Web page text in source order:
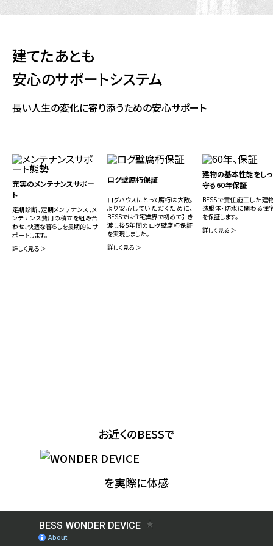
建てたあとも
安心のサポートシステム
長い人生の変化に寄り添うための安心サポート
充実のメンテナンスサポー
ト
定期診断、定期メンテナンス、メ
ンテナンス費用の積立を組み合
わせ、快適な暮らしを長期的にサ
ポートします。
詳しく見る ＞
ログ壁腐朽保証
ログハウスにとって腐朽は大敵。
より安心していただくために、
BESSでは住宅業界で初めて引き
渡し後5年間のログ壁腐朽保証
を実現しました。
詳しく見る ＞
建物の基本性能をし
守る60年保証
BESSで責任施工した建
造躯体・防水に関わる住
を保証します。
詳しく見る ＞
お近くのBESSで
を実際に体感